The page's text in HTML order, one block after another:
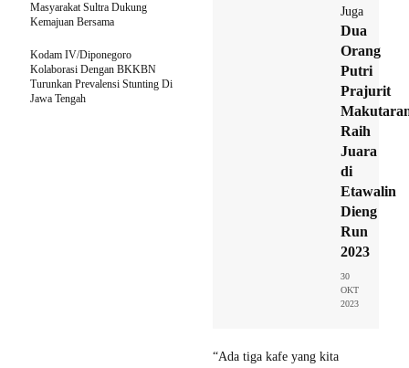
Juga
Dua
Orang
Putri
Prajurit
Raih
Juara
di
Etawalin
Dieng
Run
2023
30
OKT
2023
“Ada tiga kafe yang kita
Masyarakat Sultra Dukung
Kemajuan Bersama
Kodam IV/Diponegoro
Kolaborasi Dengan BKKBN
Turunkan Prevalensi Stunting Di
Jawa Tengah